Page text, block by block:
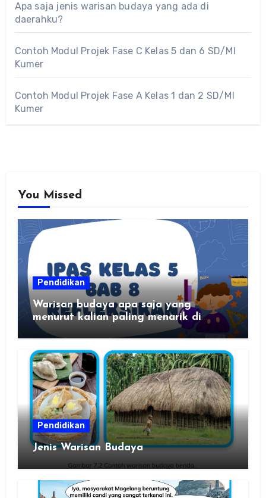
Apa saja jenis warisan budaya yang ada di
daerahku?
Contoh Modul Projek Fase C Kelas 5 dan 6 SD/MI
Kumer
Contoh Modul Projek Fase A Kelas 1 dan 2 SD/MI
Kumer
You Missed
Pendidikan
Warisan budaya apa saja yang
menurut kalian paling menarik di
Pendidikan
Jenis Warisan Budaya